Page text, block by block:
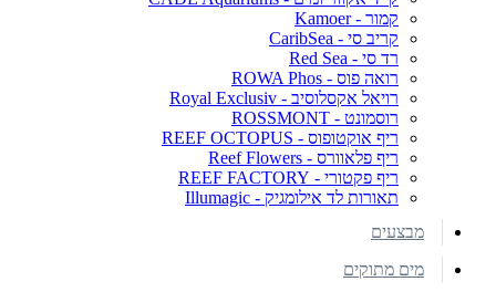
קמור - Kamoer
קריב סי - CaribSea
רד סי - Red Sea
רואה פוס - ROWA Phos
רויאל אקסלוסיב - Royal Exclusiv
רוסמונט - ROSSMONT
ריף אוקטופוס - REEF OCTOPUS
ריף פלאוורס - Reef Flowers
ריף פקטורי - REEF FACTORY
תאורות לד אילומגיק - Illumagic
מבצעים
מים מתוקים